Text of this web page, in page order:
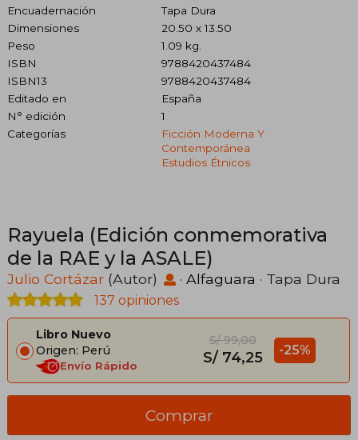
Encuadernación
Tapa Dura
Dimensiones
20.50 x 13.50
Peso
1.09 kg.
ISBN
9788420437484
ISBN13
9788420437484
Editado en
España
N° edición
1
Categorías
Ficción Moderna Y
Contemporánea
Estudios Étnicos
Rayuela (Edición conmemorativa
de la RAE y la ASALE)
Julio Cortázar (Autor) · Alfaguara · Tapa Dura
137 opiniones
Libro Nuevo
Origen: Perú
Envío Rápido
S/ 99,00
S/ 74,25 -25%
Comprar